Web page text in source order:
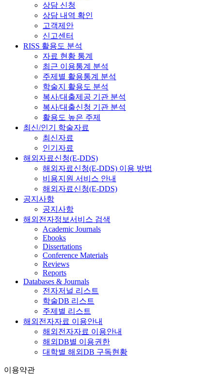
상담 신청
상담 내역 확인
고객제안
신고센터
RISS 활용도 분석
자료 현황 통계
최근 이용통계 분석
주제별 활용통계 분석
학술지 활용도 분석
복사/대출제공 기관 분석
복사/대출신청 기관 분석
활용도 높은 주제
최신/인기 학술자료
최신자료
인기자료
해외자료신청(E-DDS)
해외자료신청(E-DDS) 이용 방법
비용지원 서비스 안내
해외자료신청(E-DDS)
공지사항
공지사항
해외전자정보서비스 검색
Academic Journals
Ebooks
Dissertations
Conference Materials
Reviews
Reports
Databases & Journals
전자저널 리스트
학술DB 리스트
주제별 리스트
해외전자자료 이용안내
해외전자자료 이용안내
해외DB별 이용권한
대학별 해외DB 구독현황
이용약관